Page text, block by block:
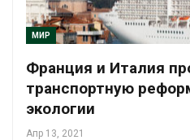
МИР
Франция и Италия
транспортную
экологии
Апр 13, 2021